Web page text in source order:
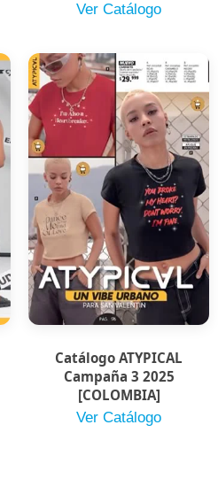
Ver Catálogo
Catálogo ATYPICAL
Campaña 3 2025
[COLOMBIA]
Ver Catálogo